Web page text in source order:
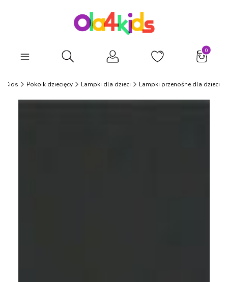
Otwórz wyszukiwarkę
Pokoik dziecięcy Lampki dla dzieci Lampki przenośne dla dzieci